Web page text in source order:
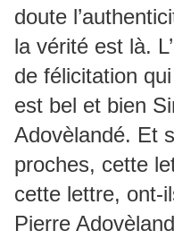
doute
la vérité est là.
de félicitation
est bel et bien
Adovèlandé. Et
proches, cette
cette lettre, ont-
Pierre